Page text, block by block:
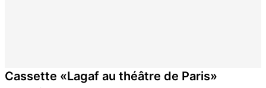
Cassette «Lagaf au théâtre de Paris»